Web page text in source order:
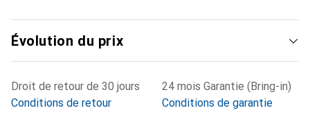
Évolution du prix
Droit de retour de 30 jours
Conditions de retour
24 mois Garantie (Bring-in)
Conditions de garantie